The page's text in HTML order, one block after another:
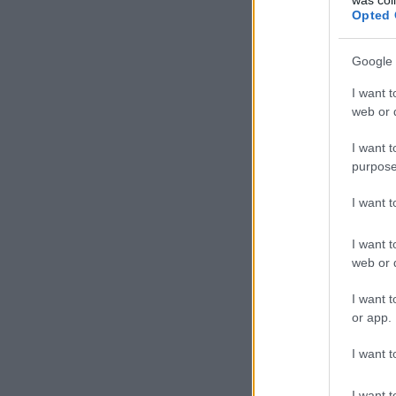
Opted
Google
I want
web or
I want
I want
I want
web or
I want
or app.
I want